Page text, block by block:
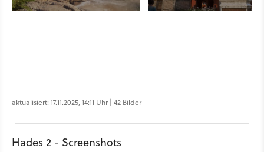
aktualisiert: 17.11.2025, 14:11 Uhr | 42 Bilder
Hades 2 - Screenshots